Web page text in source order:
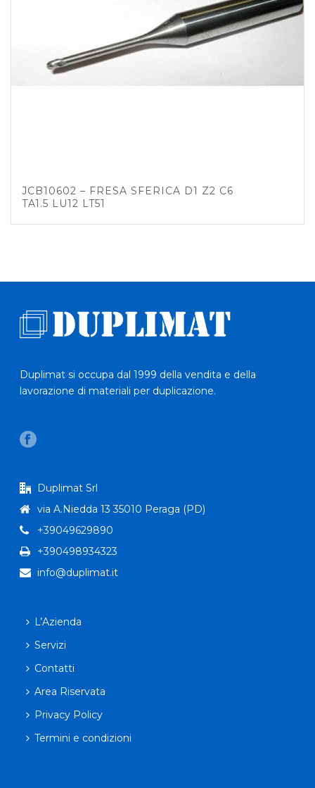
JCB10602 – FRESA SFERICA D1 Z2 C6
TA1.5 LU12 LT51
Duplimat si occupa dal 1999 della vendita e della
lavorazione di materiali per duplicazione.
Duplimat Srl
via A.Niedda 13 35010 Peraga (PD)
+39049629890
+390498934323
info@duplimat.it
L’Azienda
Servizi
Contatti
Area Riservata
Privacy Policy
Termini e condizioni